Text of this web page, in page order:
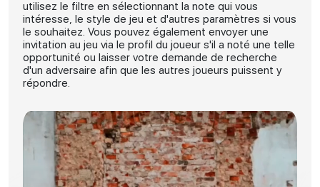
utilisez le filtre en sélectionnant la note qui vous
intéresse, le style de jeu et d'autres paramètres si vous
le souhaitez. Vous pouvez également envoyer une
invitation au jeu via le profil du joueur s'il a noté une telle
opportunité ou laisser votre demande de recherche
d'un adversaire afin que les autres joueurs puissent y
répondre.